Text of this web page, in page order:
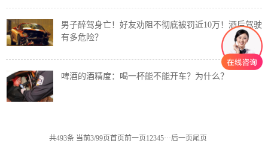
男子醉驾身亡！好友劝阻不彻底被罚近10万！酒后驾驶
有多危险？
啤酒的酒精度：喝一杯能不能开车？为什么？
共493条 当前3/99页首页前一页12345···后一页尾页